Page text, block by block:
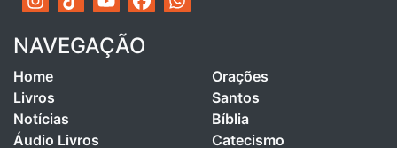
NAVEGAÇÃO
Home
Livros
Notícias
Áudio Livros
Orações
Santos
Bíblia
Catecismo